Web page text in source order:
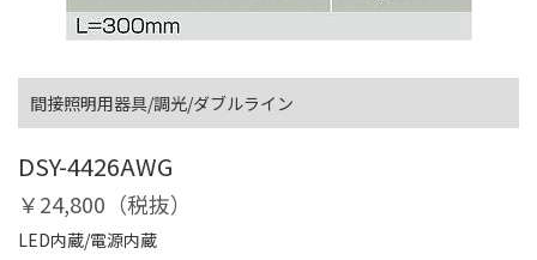
間接照明用器具/調光/ダブルライン
DSY-4426AWG
￥24,800（税抜）
LED内蔵/電源内蔵